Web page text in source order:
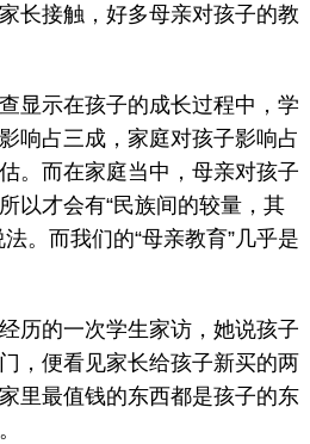
长接触，好多母亲对孩子的教
示在孩子的成长过程中，学
响占三成，家庭对孩子影响占
。而在家庭当中，母亲对孩子
以才会有“民族间的较量，其
。而我们的“母亲教育”几乎是
的一次学生家访，她说孩子
，便看见家长给孩子新买的两
里最值钱的东西都是孩子的东